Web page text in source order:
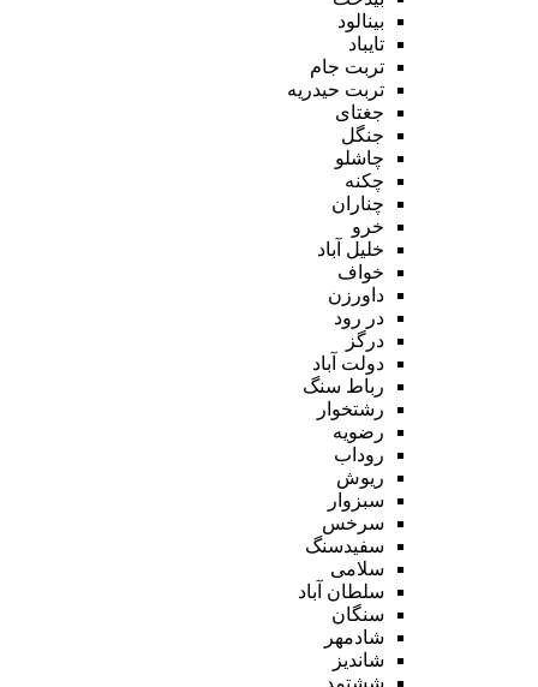
بینالود
تایباد
تربت جام
تربت حیدریه
جغتای
جنگل
چاشلو
چکنه
چناران
خرو
خلیل آباد
خواف
داورزن
در رود
درگز
دولت آباد
رباط سنگ
رشتخوار
رضویه
روداب
ریوش
سبزوار
سرخس
سفیدسنگ
سلامی
سلطان آباد
سنگان
شادمهر
شاندیز
ششتمد